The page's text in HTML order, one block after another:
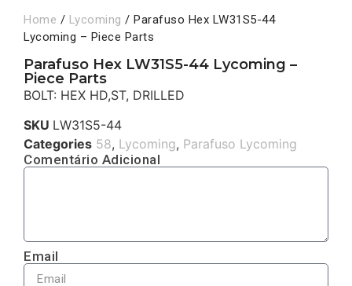
Home / Lycoming / Parafuso Hex LW31S5-44
Lycoming – Piece Parts
Parafuso Hex LW31S5-44 Lycoming –
Piece Parts
BOLT: HEX HD,ST, DRILLED
SKU LW31S5-44
Categories 58, Lycoming, Parafuso Lycoming
Comentário Adicional
Email